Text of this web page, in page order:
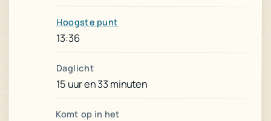
Hoogste punt
13:36
Daglicht
15 uur en 33 minuten
Komt op in het